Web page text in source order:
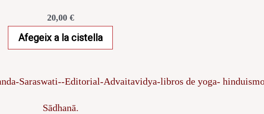
20,00 €
Afegeix a la cistella
Sādhanā.